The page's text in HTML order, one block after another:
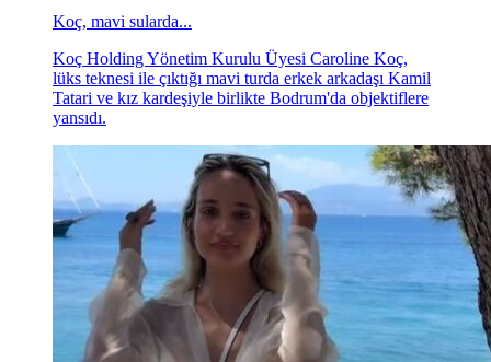
Koç, mavi sularda...
Koç Holding Yönetim Kurulu Üyesi Caroline Koç,
lüks teknesi ile çıktığı mavi turda erkek arkadaşı Kamil
Tatari ve kız kardeşiyle birlikte Bodrum'da objektiflere
yansıdı.